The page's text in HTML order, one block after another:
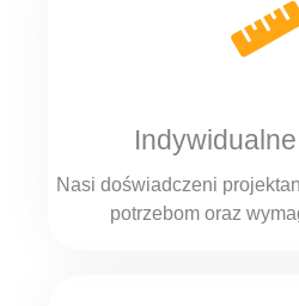
Nasi doświadczeni
potrzebom oraz